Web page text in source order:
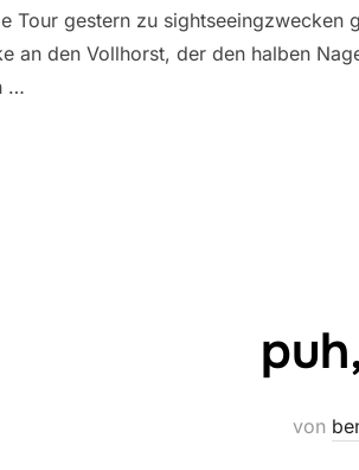
Tour gestern zu sightseeingzwecken
an den Vollhorst, der den halben
…
von